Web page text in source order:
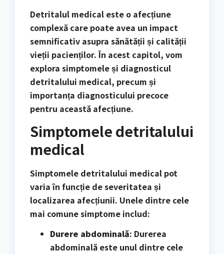
Detritalul medical este o afecțiune
complexă care poate avea un impact
semnificativ asupra sănătății și calității
vieții pacienților. În acest capitol, vom
explora simptomele și diagnosticul
detritalului medical, precum și
importanța diagnosticului precoce
pentru această afecțiune.
Simptomele detritalului
medical
Simptomele detritalului medical pot
varia în funcție de severitatea și
localizarea afecțiunii. Unele dintre cele
mai comune simptome includ:
Durere abdominală: Durerea
abdominală este unul dintre cele